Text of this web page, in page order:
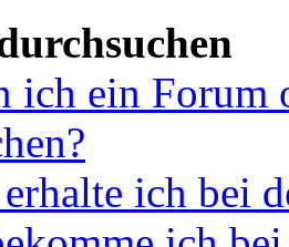
ich ein Forum
ich bei